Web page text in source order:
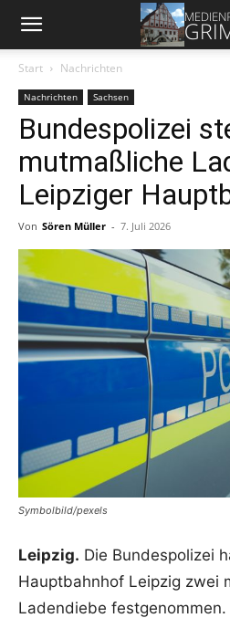
Start Nachrichten
Nachrichten Sachsen
Bundespolizei
mutmaßliche
Leipziger
Von Sören Müller - 7. Juli 2026
Symbolbild/pexels
Leipzig. Die Bundespolizei
Hauptbahnhof Leipzig zwei
Ladendiebe